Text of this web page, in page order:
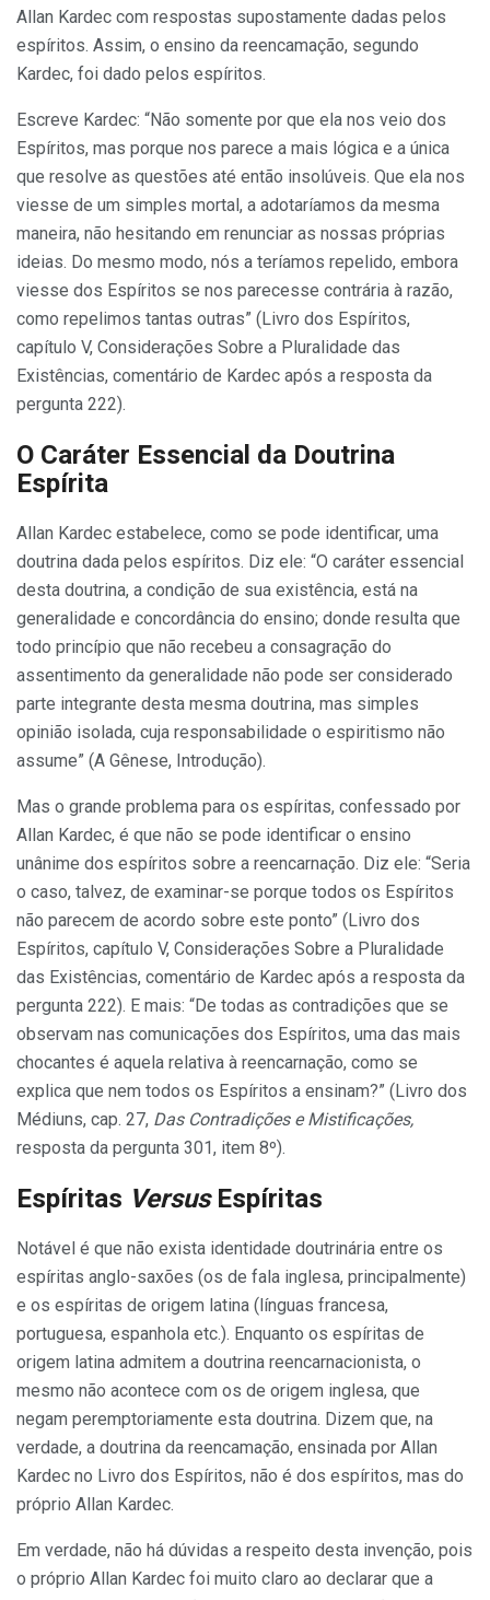
Allan Kardec com respostas supostamente dadas pelos
espíritos. Assim, o ensino da reencamação, segundo
Kardec, foi dado pelos espíritos.
Escreve Kardec: “Não somente por que ela nos veio dos
Espíritos, mas porque nos parece a mais lógica e a única
que resolve as questões até então insolúveis. Que ela nos
viesse de um simples mortal, a adotaríamos da mesma
maneira, não hesitando em renunciar as nossas próprias
ideias. Do mesmo modo, nós a teríamos repelido, embora
viesse dos Espíritos se nos parecesse contrária à razão,
como repelimos tantas outras” (Livro dos Espíritos,
capítulo V, Considerações Sobre a Pluralidade das
Existências, comentário de Kardec após a resposta da
pergunta 222).
O Caráter Essencial da Doutrina
Espírita
Allan Kardec estabelece, como se pode identificar, uma
doutrina dada pelos espíritos. Diz ele: “O caráter essencial
desta doutrina, a condição de sua existência, está na
generalidade e concordância do ensino; donde resulta que
todo princípio que não recebeu a consagração do
assentimento da generalidade não pode ser considerado
parte integrante desta mesma doutrina, mas simples
opinião isolada, cuja responsabilidade o espiritismo não
assume” (A Gênese, Introdução).
Mas o grande problema para os espíritas, confessado por
Allan Kardec, é que não se pode identificar o ensino
unânime dos espíritos sobre a reencarnação. Diz ele: “Seria
o caso, talvez, de examinar-se porque todos os Espíritos
não parecem de acordo sobre este ponto” (Livro dos
Espíritos, capítulo V, Considerações Sobre a Pluralidade
das Existências, comentário de Kardec após a resposta da
pergunta 222). E mais: “De todas as contradições que se
observam nas comunicações dos Espíritos, uma das mais
chocantes é aquela relativa à reencarnação, como se
explica que nem todos os Espíritos a ensinam?” (Livro dos
Médiuns, cap. 27, Das Contradições e Mistificações,
resposta da pergunta 301, item 8º).
Espíritas VersusEspíritas
Notável é que não exista identidade doutrinária entre os
espíritas anglo-saxões (os de fala inglesa, principalmente)
e os espíritas de origem latina (línguas francesa,
portuguesa, espanhola etc.). Enquanto os espíritas de
origem latina admitem a doutrina reencarnacionista, o
mesmo não acontece com os de origem inglesa, que
negam peremptoriamente esta doutrina. Dizem que, na
verdade, a doutrina da reencamação, ensinada por Allan
Kardec no Livro dos Espíritos, não é dos espíritos, mas do
próprio Allan Kardec.
Em verdade, não há dúvidas a respeito desta invenção, pois
o próprio Allan Kardec foi muito claro ao declarar que a